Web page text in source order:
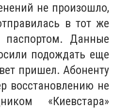
не произошло,
в тот же
Данные
подождать еще
пришел. Абоненту
восстановлению не
«Киевстара»